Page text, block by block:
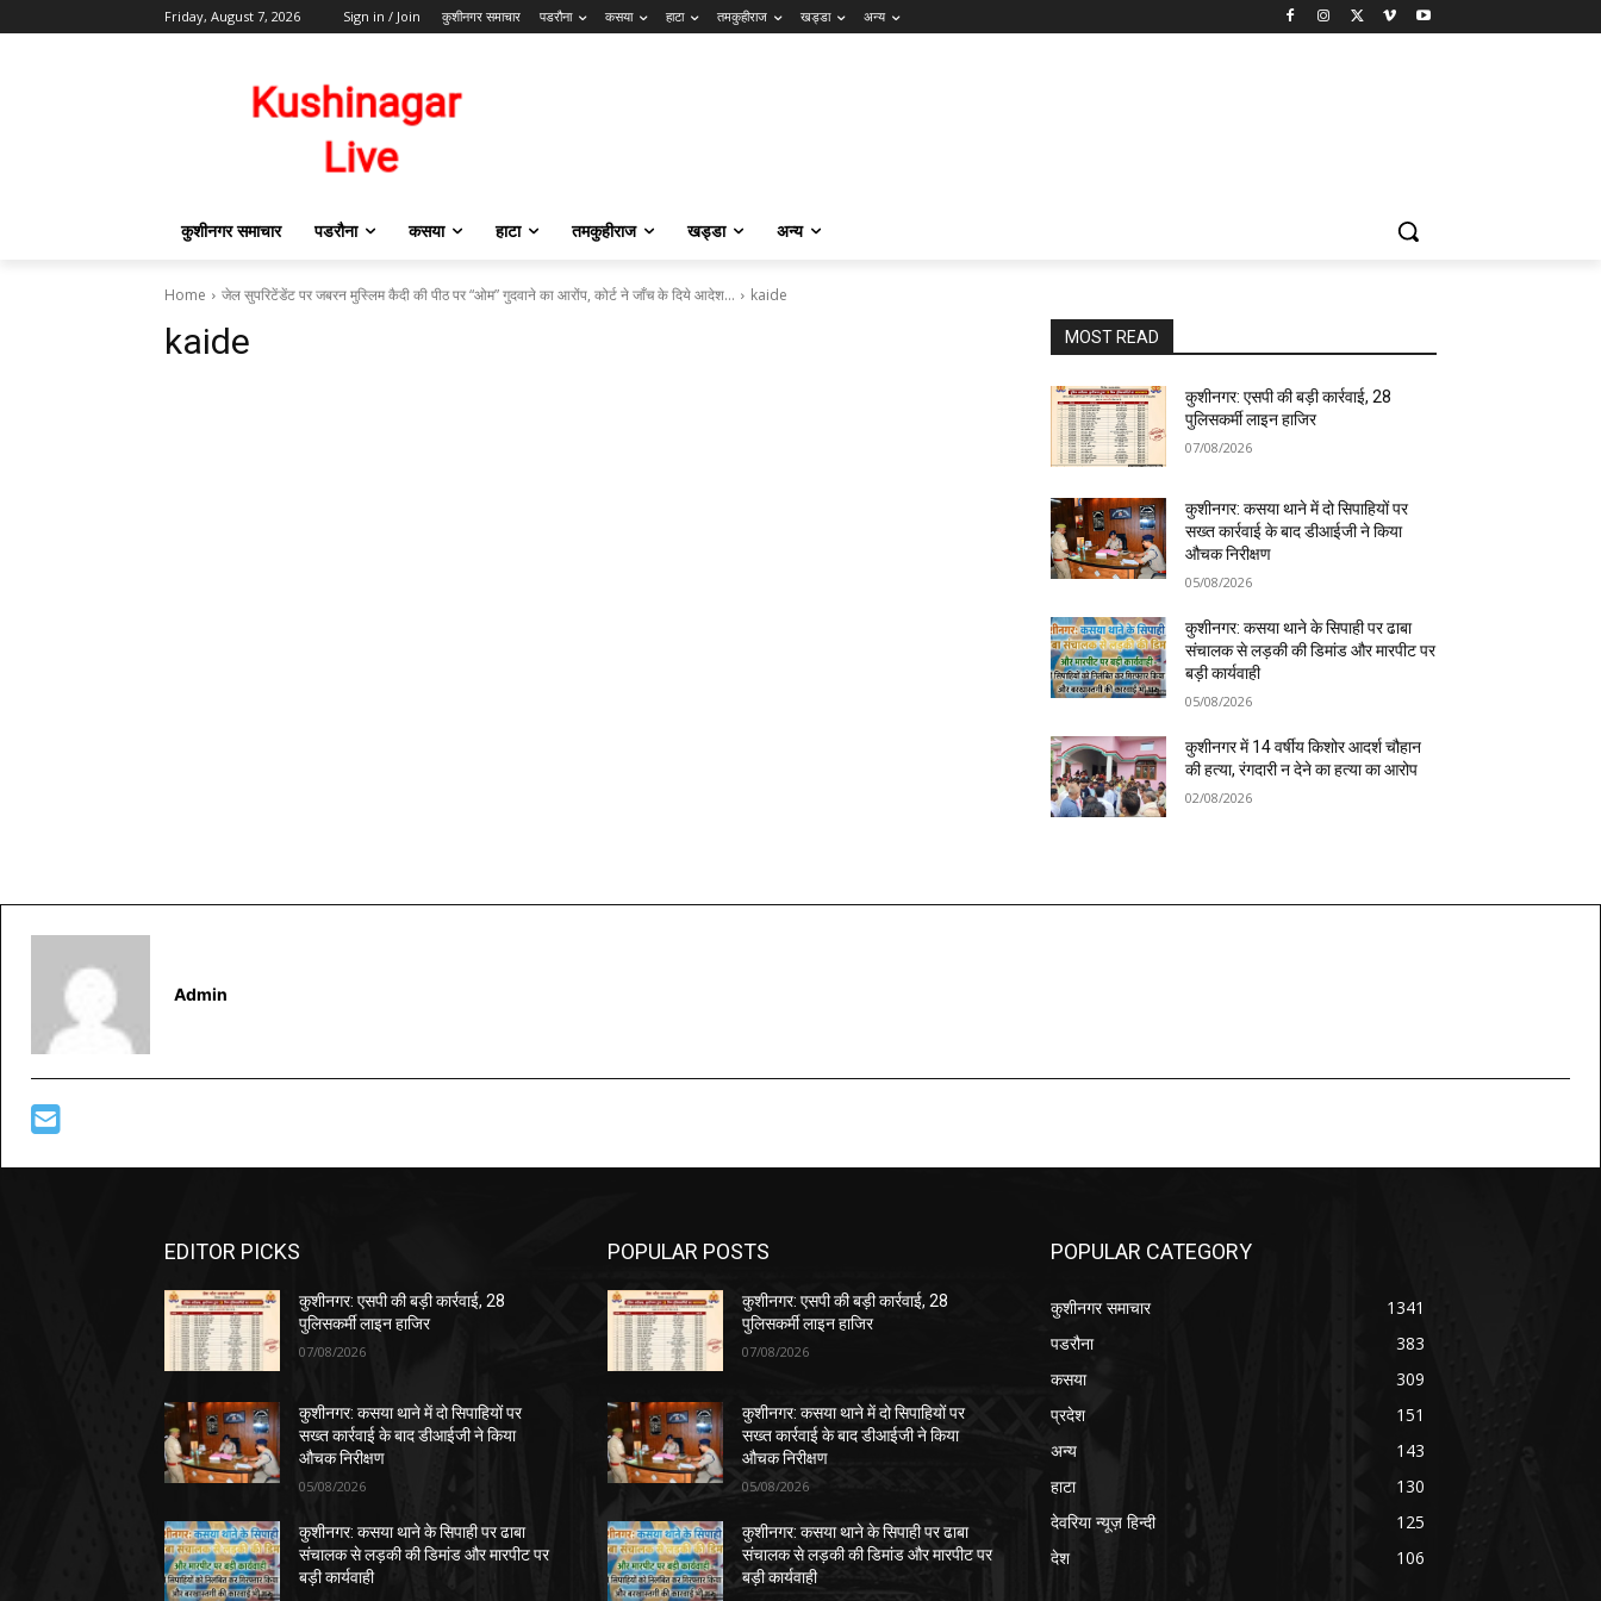
Friday, August 7, 2026 Sign in / Join कुशीनगर समाचार पडरौना कसया हाटा तमकुहीराज खड्डा अन्य
कुशीनगर समाचार पडरौना कसया हाटा तमकुहीराज खड्डा अन्य
Home जेल सुपरिटेंडेंट पर जबरन मुस्लिम कैदी की पीठ पर “ओम” गुदवाने का आरोंप, कोर्ट ने जाँच के दिये आदेश… kaide
kaide MOST READ
कुशीनगर: एसपी की बड़ी कार्रवाई, 28
पुलिसकर्मी लाइन हाजिर
07/08/2026
कुशीनगर: कसया थाने में दो सिपाहियों पर
सख्त कार्रवाई के बाद डीआईजी ने किया
औचक निरीक्षण
05/08/2026
कुशीनगर: कसया थाने के सिपाही पर ढाबा
संचालक से लड़की की डिमांड और मारपीट पर
बड़ी कार्यवाही
05/08/2026
कुशीनगर में 14 वर्षीय किशोर आदर्श चौहान
की हत्या, रंगदारी न देने का हत्या का आरोप
02/08/2026
Admin
EDITOR PICKS
कुशीनगर: एसपी की बड़ी कार्रवाई, 28
पुलिसकर्मी लाइन हाजिर
07/08/2026
कुशीनगर: कसया थाने में दो सिपाहियों पर
सख्त कार्रवाई के बाद डीआईजी ने किया
औचक निरीक्षण
05/08/2026
कुशीनगर: कसया थाने के सिपाही पर ढाबा
संचालक से लड़की की डिमांड और मारपीट पर
बड़ी कार्यवाही
POPULAR POSTS
कुशीनगर: एसपी की बड़ी कार्रवाई, 28
पुलिसकर्मी लाइन हाजिर
07/08/2026
कुशीनगर: कसया थाने में दो सिपाहियों पर
सख्त कार्रवाई के बाद डीआईजी ने किया
औचक निरीक्षण
05/08/2026
कुशीनगर: कसया थाने के सिपाही पर ढाबा
संचालक से लड़की की डिमांड और मारपीट पर
बड़ी कार्यवाही
POPULAR CATEGORY
कुशीनगर समाचार
1341
पडरौना
383
कसया
309
प्रदेश
151
अन्य
143
हाटा
130
देवरिया न्यूज़ हिन्दी
125
देश
106